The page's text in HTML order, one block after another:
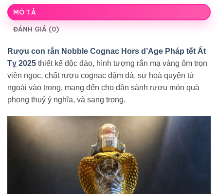
MÔ TẢ
ĐÁNH GIÁ (0)
Rượu con rắn Nobble Cognac Hors d’Age Pháp tết Ất
Tỵ 2025 thiết kế độc đáo, hình tượng rắn mạ vàng ôm trọn
viên ngọc, chất rượu cognac đậm đà, sự hoà quyện từ
ngoài vào trong, mang đến cho dân sành rượu món quà
phong thuỷ ý nghĩa, và sang trọng.